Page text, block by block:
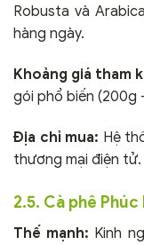
Robusta và
hàng ngày.
Khoảng giá tham
gói phổ biến (200g
Địa chỉ mua: Hệ
thương mại điện tử.
2.5. Cà phê Phúc
Thế mạnh: Kinh